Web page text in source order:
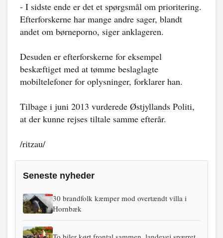
- I sidste ende er det et spørgsmål om prioritering.
Efterforskerne har mange andre sager, blandt
andet om børneporno, siger anklageren.
Desuden er efterforskerne for eksempel
beskæftiget med at tømme beslaglagte
mobiltelefoner for oplysninger, forklarer han.
Tilbage i juni 2013 vurderede Østjyllands Politi,
at der kunne rejses tiltale samme efterår.
/ritzau/
Seneste nyheder
30 brandfolk kæmper mod overtændt villa i
Hornbæk